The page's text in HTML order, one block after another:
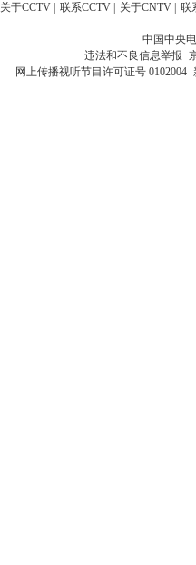
关于CCTV 联系CCTV 关于CNTV 联
中国中央
违法和不良信息举报
网上传播视听节目许可证号 0102004